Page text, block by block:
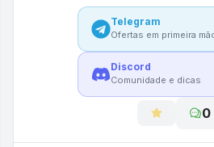
Telegram
Ofertas em primeira
Discord
Comunidade e dicas
0